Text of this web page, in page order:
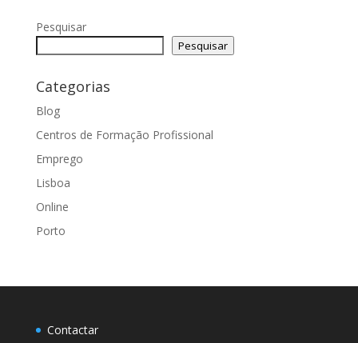
Pesquisar
Pesquisar
Categorias
Blog
Centros de Formação Profissional
Emprego
Lisboa
Online
Porto
Contactar